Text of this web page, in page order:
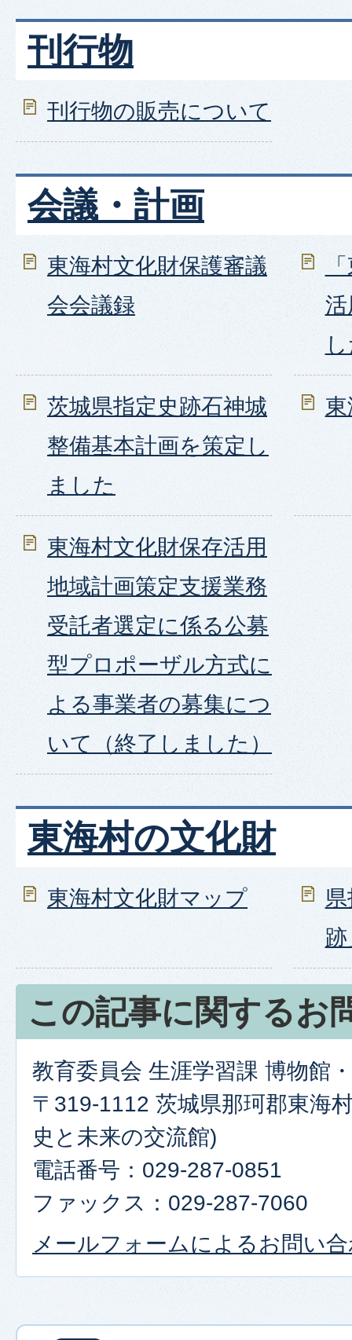
刊行物
刊行物の販売について
会議・計画
東海村文化財保護審議
会会議録
茨城県指定史跡石神城
整備基本計画を策定し
ました
東海村文化財保存活用
地域計画策定支援業務
受託者選定に係る公募
型プロポーザル方式に
よる事業者の募集につ
いて（終了しました）
東海村の文化財
東海村文化財マップ
この記事に関するお
教育委員会 生涯学習課 博物館
〒319-1112 茨城県那珂郡東海
史と未来の交流館)
電話番号：029-287-0851
ファックス：029-287-7060
メールフォームによるお問い